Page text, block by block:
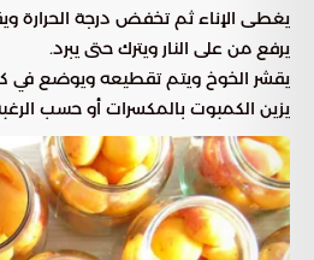
يغطى الإناء ثم تخفض درجة الحرارة
يرفع من على النار ويترك حتى يبرد.
يقشر الخوخ ويتم تقطيعه ويوضع في
يزين الكمبوت بالمكسرات أو حسب